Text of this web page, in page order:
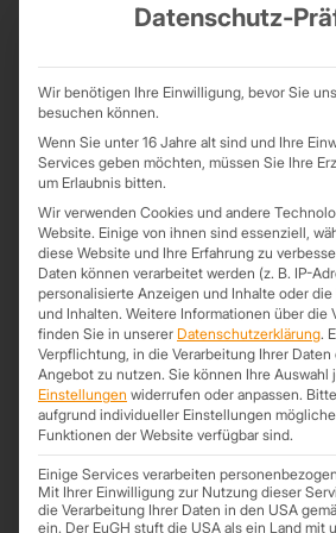
Er setzt sich aus 2 Kriterien zusammen: Wie
der Gebäude­hülle? Das wird mit den
und dem Transmissions­wärmeverlust
Die Effizienzhaus-Stufe 40
Die Effizienzhaus-Stufe des Gebäudes gibt
effizienz an und wer die Effizienz­haus-
zusätz­liche Anforder­ungen an die
eine Förderung erhalten. Die Kennzahl 40
Effizienz­haus nur 40 % Primär­energie
einem Referenz­gebäude (nach dem
Zudem liegt der Trans­missions­wärme­verlust
Referenz­gebäudes. Der bauliche
besser und kann mit der Verwendung von
werden.
Datenschutz-
Wir benötigen Ihre Einwilligung, bevor Sie
besuchen können.
Wenn Sie unter 16 Jahre alt sind und Ihre
Services geben möchten, müssen Sie Ihre
um Erlaubnis bitten.
Wir verwenden Cookies und andere
Website. Einige von ihnen sind essenziell,
diese Website und Ihre Erfahrung zu
Daten können verarbeitet werden (z. B. IP-
personalisierte Anzeigen und Inhalte oder
und Inhalten. Weitere Informationen über die
finden Sie in unserer Datenschutzerklärung.
Verpflichtung, in die Verarbeitung Ihrer
Angebot zu nutzen. Sie können Ihre Auswahl
Einstellungen widerrufen oder anpassen.
aufgrund individueller Einstellungen
Funktionen der Website verfügbar sind.
Einige Services verarbeiten
Mit Ihrer Einwilligung zur Nutzung dieser
die Verarbeitung Ihrer Daten in den USA
ein. Der EuGH stuft die USA als ein Land mit